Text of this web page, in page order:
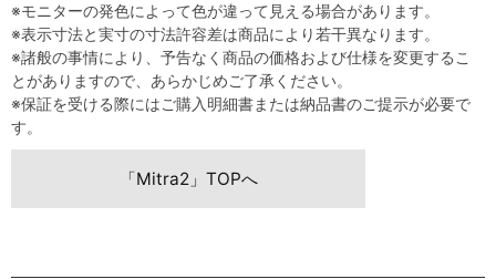
※モニターの発色によって色が違って見える場合があります。
※表示寸法と実寸の寸法許容差は商品により若干異なります。
※諸般の事情により、予告なく商品の価格および仕様を変更するこ
とがありますので、あらかじめご了承ください。
※保証を受ける際にはご購入明細書または納品書のご提示が必要で
す。
「Mitra2」TOPへ